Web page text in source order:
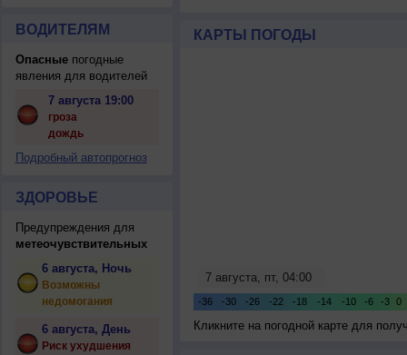
ВОДИТЕЛЯМ
Опасныепогодные
явления для водителей
7 августа 19:00
гроза
дождь
Подробный автопрогноз
ЗДОРОВЬЕ
Предупреждения для
метеочувствительных
6 августа, Ночь
Возможны
недомогания
6 августа, День
Риск ухудшения
КАРТЫ ПОГОДЫ
Кликните на погодной карте для